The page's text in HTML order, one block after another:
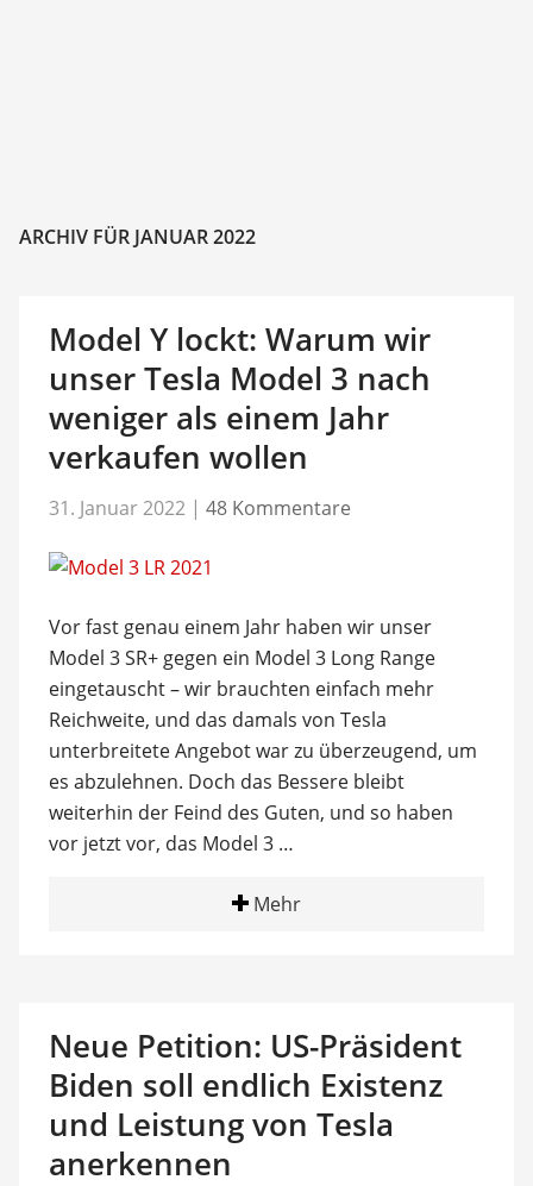
ARCHIV FÜR JANUAR 2022
Model Y lockt: Warum wir
unser Tesla Model 3 nach
weniger als einem Jahr
verkaufen wollen
31. Januar 2022 | 48 Kommentare
Vor fast genau einem Jahr haben wir unser
Model 3 SR+ gegen ein Model 3 Long Range
eingetauscht – wir brauchten einfach mehr
Reichweite, und das damals von Tesla
unterbreitete Angebot war zu überzeugend, um
es abzulehnen. Doch das Bessere bleibt
weiterhin der Feind des Guten, und so haben
vor jetzt vor, das Model 3 …
Mehr
Neue Petition: US-Präsident
Biden soll endlich Existenz
und Leistung von Tesla
anerkennen